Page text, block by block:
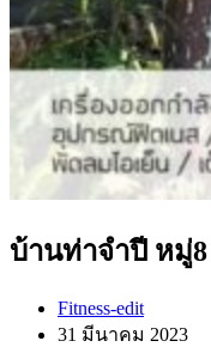
บ้านท่าจำปี หมู่
Post
author:
Fitness-edit
Post
31 มีนาคม 2023